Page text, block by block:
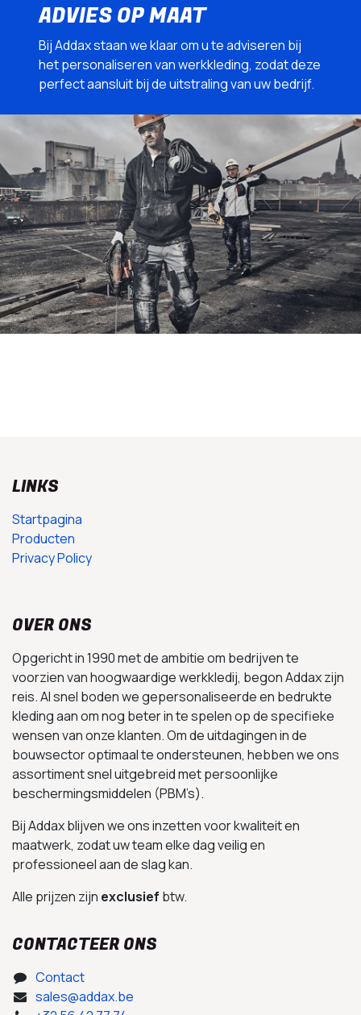
ADVIES OP MAAT
Bij Addax staan we klaar om u te adviseren bij
het personaliseren van werkkleding, zodat deze
perfect aansluit bij de uitstraling van uw bedrijf.
LINKS
Startpagina
Producten
Privacy Policy
OVER ONS
Opgericht in 1990 met de ambitie om bedrijven te
voorzien van hoogwaardige werkkledij, begon Addax zijn
reis. Al snel boden we gepersonaliseerde en bedrukte
kleding aan om nog beter in te spelen op de specifieke
wensen van onze klanten. Om de uitdagingen in de
bouwsector optimaal te ondersteunen, hebben we ons
assortiment snel uitgebreid met persoonlijke
beschermingsmiddelen (PBM’s).
Bij Addax blijven we ons inzetten voor kwaliteit en
maatwerk, zodat uw team elke dag veilig en
professioneel aan de slag kan.
Alle prijzen zijn exclusief btw.
CONTACTEER ONS
Contact
sales@addax.be